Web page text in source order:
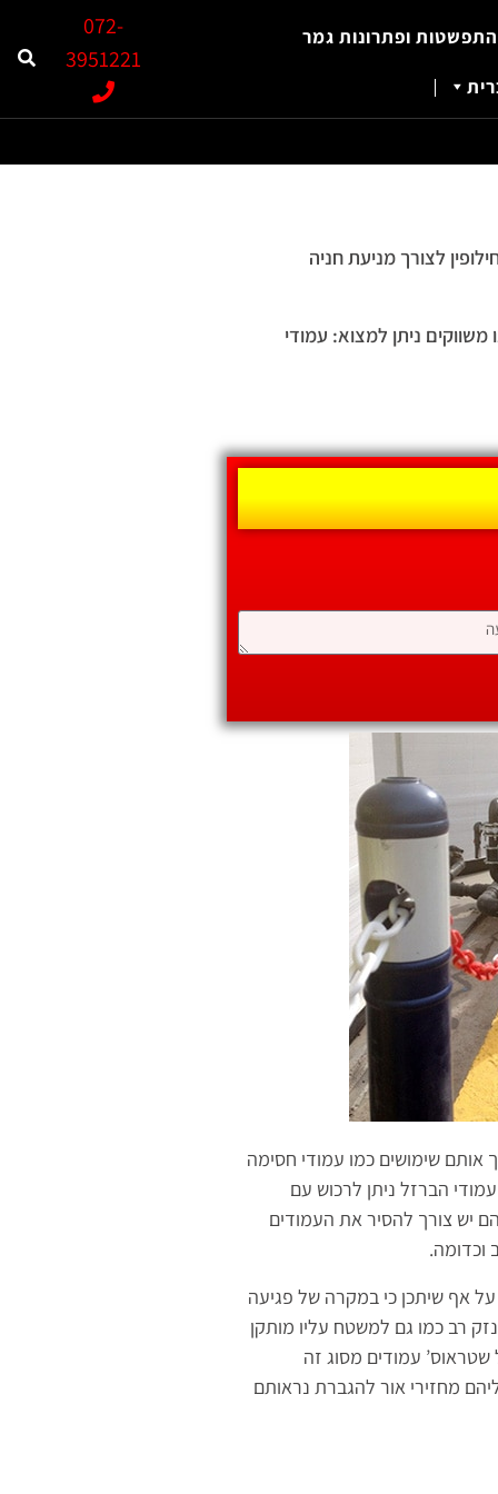
ופתרונות גמר
072-
3951221
לצורך מניעת חניה
ניתן למצוא: עמודי
אותם שימושים כמו עמודי חסימה
הברזל ניתן לרכוש עם
יש צורך להסיר את העמודים
וכדומה.
אף שיתכן כי במקרה של פגיעה
רב כמו גם למשטח עליו מותקן
עמודים מסוג זה
מחזירי אור להגברת נראותם